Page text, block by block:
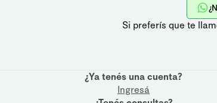
Si preferís que te
¿Ya tenés una cuenta?
Ingresá